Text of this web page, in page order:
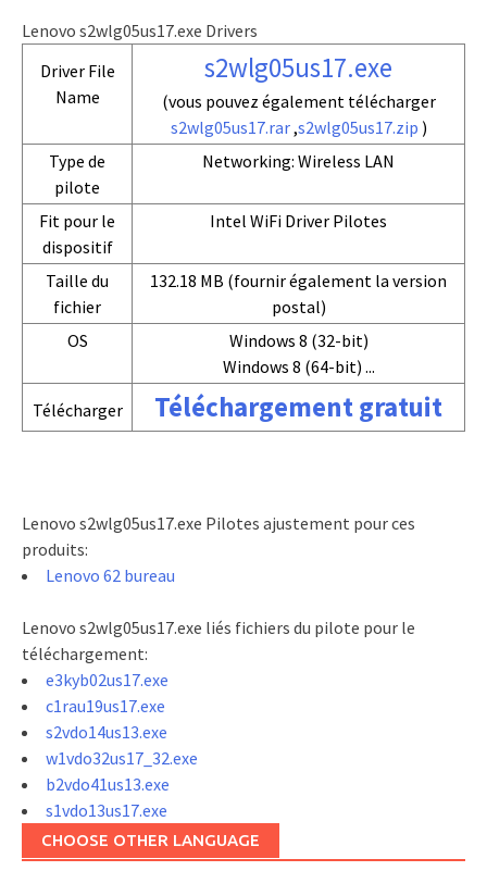
Lenovo s2wlg05us17.exe Drivers
Driver File
Name
s2wlg05us17.exe
(vous pouvez également télécharger
s2wlg05us17.rar,s2wlg05us17.zip )
Type de
pilote
Networking: Wireless LAN
Fit pour le
dispositif
Intel WiFi Driver Pilotes
Taille du
fichier
132.18 MB (fournir également la version
postal)
OS
Windows 8 (32-bit)
Windows 8 (64-bit) ...
Télécharger
Téléchargement gratuit
Lenovo s2wlg05us17.exe Pilotes ajustement pour ces
produits:
Lenovo 62 bureau
Lenovo s2wlg05us17.exe liés fichiers du pilote pour le
téléchargement:
e3kyb02us17.exe
c1rau19us17.exe
s2vdo14us13.exe
w1vdo32us17_32.exe
b2vdo41us13.exe
s1vdo13us17.exe
CHOOSE OTHER LANGUAGE